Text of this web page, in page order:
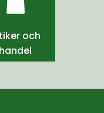
och
handel